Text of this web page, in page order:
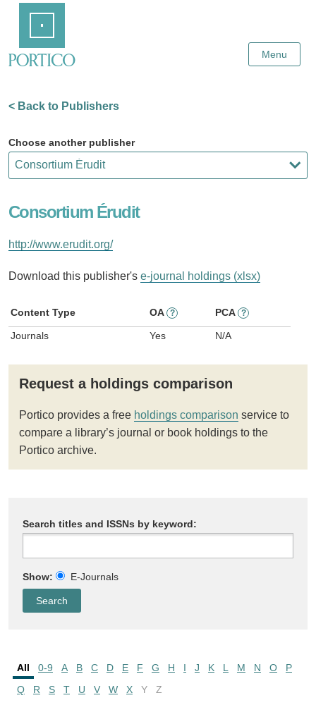
Content
Menu
< Back to Publishers
Choose another publisher
Consortium Érudit
http://www.erudit.org/
Download this publisher's e-journal holdings (xlsx)
Content Type OA ? PCA ?
Journals Yes N/A
Request a holdings comparison
Portico provides a free holdings comparison service to
compare a library’s journal or book holdings to the
Portico archive.
Search titles and ISSNs by keyword:
Show: E-Journals
All 0-9 A B C D E F G H I J K L M N O
P
Q
R S T U V W X Y
Z